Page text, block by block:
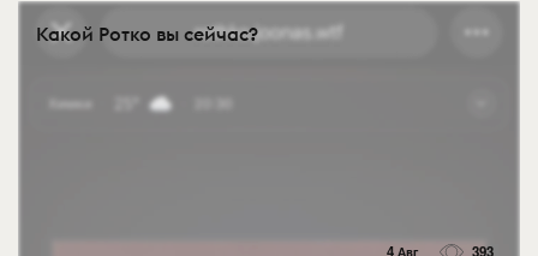
Какой Ротко вы сейчас?